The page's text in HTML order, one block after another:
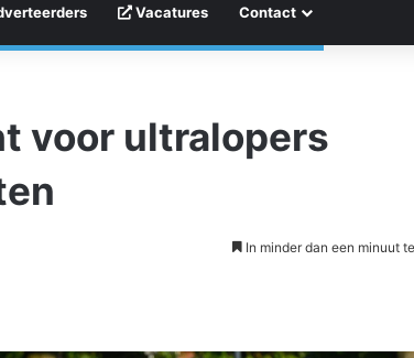
Vacatures Contact
voor ultralopers
In minder dan een minuut